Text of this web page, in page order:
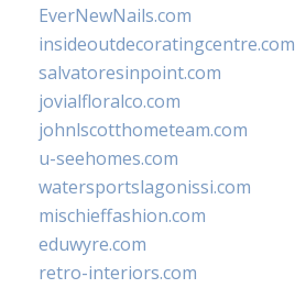
EverNewNails.com
insideoutdecoratingcentre.com
salvatoresinpoint.com
jovialfloralco.com
johnlscotthometeam.com
u-seehomes.com
watersportslagonissi.com
mischieffashion.com
eduwyre.com
retro-interiors.com